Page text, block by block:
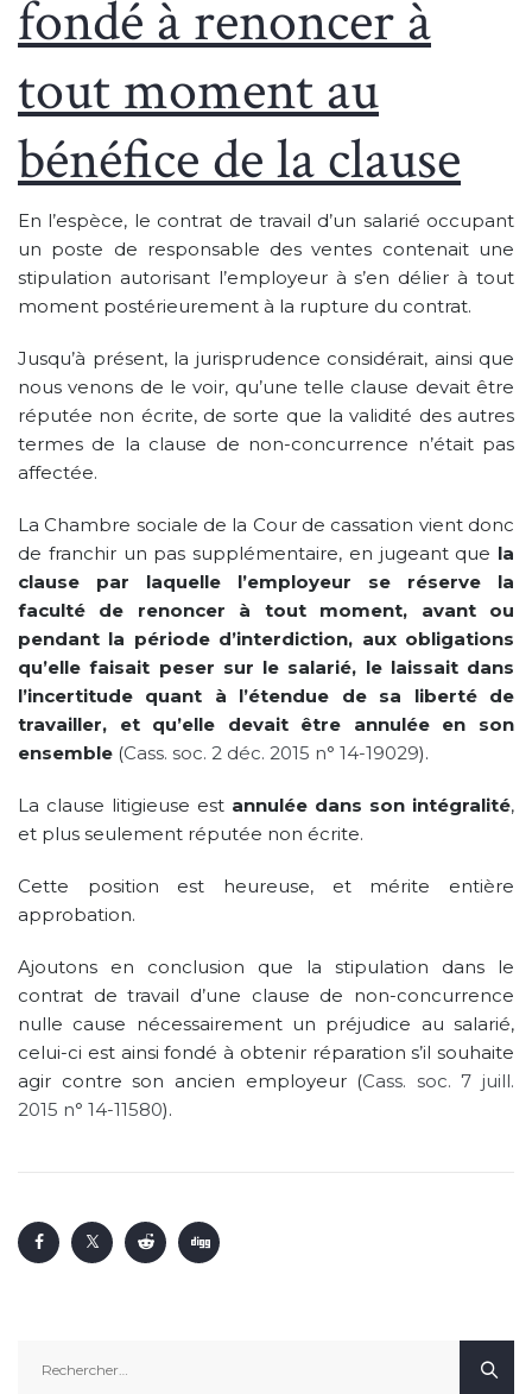
fondé à renoncer à
tout moment au
bénéfice de la clause
En l’espèce, le contrat de travail d’un salarié occupant
un poste de responsable des ventes contenait une
stipulation autorisant l’employeur à s’en délier à tout
moment postérieurement à la rupture du contrat.
Jusqu’à présent, la jurisprudence considérait, ainsi que
nous venons de le voir, qu’une telle clause devait être
réputée non écrite, de sorte que la validité des autres
termes de la clause de non-concurrence n’était pas
affectée.
La Chambre sociale de la Cour de cassation vient donc
de franchir un pas supplémentaire, en jugeant que la
clause par laquelle l’employeur se réserve la
faculté de renoncer à tout moment, avant ou
pendant la période d’interdiction, aux obligations
qu’elle faisait peser sur le salarié, le laissait dans
l’incertitude quant à l’étendue de sa liberté de
travailler, et qu’elle devait être annulée en son
ensemble (Cass. soc. 2 déc. 2015 n° 14-19029).
La clause litigieuse est annulée dans son intégralité,
et plus seulement réputée non écrite.
Cette position est heureuse, et mérite entière
approbation.
Ajoutons en conclusion que la stipulation dans le
contrat de travail d’une clause de non-concurrence
nulle cause nécessairement un préjudice au salarié,
celui-ci est ainsi fondé à obtenir réparation s’il souhaite
agir contre son ancien employeur (Cass. soc. 7 juill.
2015 n° 14-11580).